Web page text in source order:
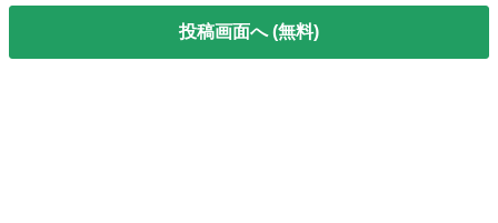
投稿画面へ (無料)